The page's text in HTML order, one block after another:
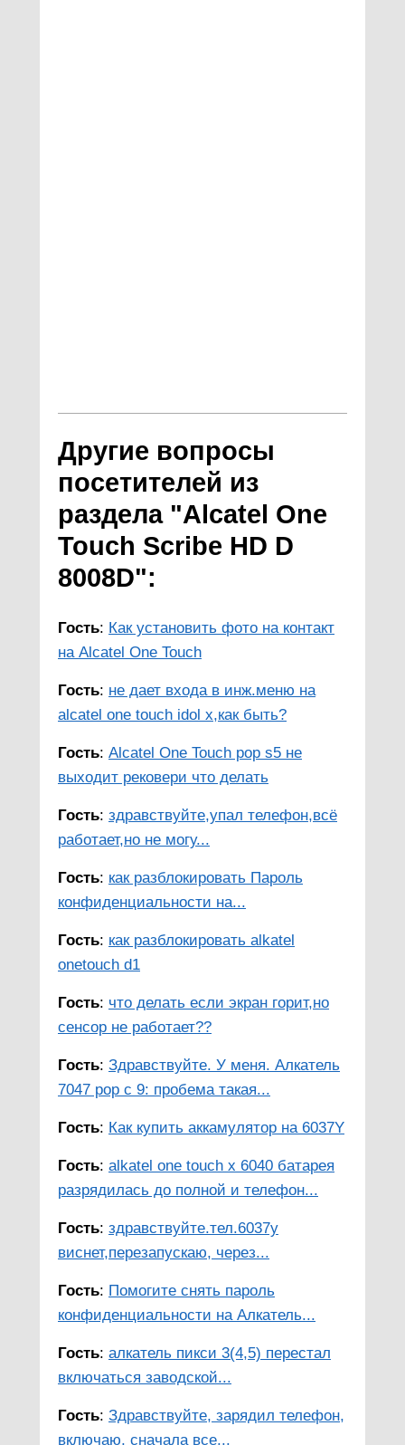
Другие вопросы
посетителей из
раздела "Alcatel One
Touch Scribe HD D
8008D":
Гость: Как установить фото на контакт
на Alcatel One Touch
Гость: не дает входа в инж.меню на
alcatel one touch idol x,как быть?
Гость: Alcatel One Touch pop s5 не
выходит рековери что делать
Гость: здравствуйте,упал телефон,всё
работает,но не могу...
Гость: как разблокировать Пароль
конфиденциальности на...
Гость: как разблокировать alkatel
onetouch d1
Гость: что делать если экран горит,но
сенсор не работает??
Гость: Здравствуйте. У меня. Алкатель
7047 pop c 9: пробема такая...
Гость: Как купить аккамулятор на 6037Y
Гость: alkatel one touch x 6040 батарея
разрядилась до полной и телефон...
Гость: здравствуйте.тел.6037y
виснет,перезапускаю, через...
Гость: Помогите снять пароль
конфиденциальности на Алкатель...
Гость: алкатель пикси 3(4,5) перестал
включаться заводской...
Гость: Здравствуйте, зарядил телефон,
включаю, сначала все...